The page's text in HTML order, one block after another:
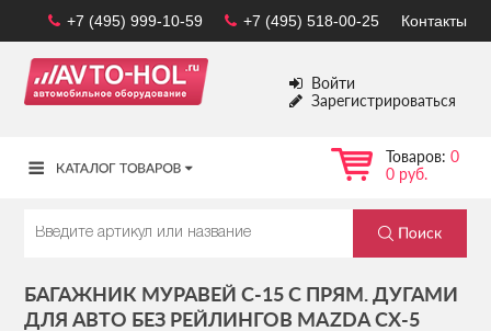
Контакты
+7 (495) 518-00-25
+7 (495) 999-10-59
Войти
Зарегистрироваться
Товаров: 0
0 руб.
БАГАЖНИК МУРАВЕЙ С-15 С ПРЯМ. ДУГАМИ
ДЛЯ АВТО БЕЗ РЕЙЛИНГОВ MAZDA CX-5